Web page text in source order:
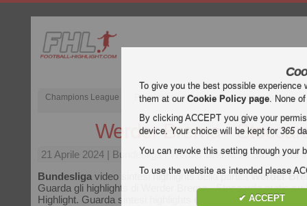
Champions League Premier League inglese Liga spagnola
Werder Brema -
21 Aprile 2024 | Bundesliga | Werder Brema vs Stoccarda
Bundesliga video sintesi highlights della partitaWerder
Guarda gli highlights di Werder Brema - Stoccarda gratis su
Highlight. Guarda sintesi highlights e gol di tutte le partite di
To give you the best possible
them at ourCookie Policy page. None
By clicking ACCEPT you give your
device. Your choice will be kept for365
You can revoke this setting through your
To use the website as intended please
✔ ACCEPT